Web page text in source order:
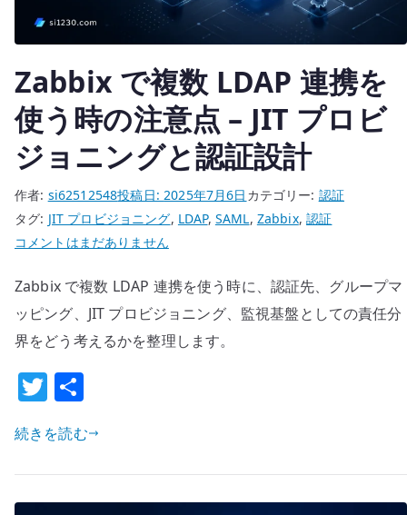
る
へ
の
Zabbix で複数 LDAP 連携を
使う時の注意点 – JIT プロビ
ジョニングと認証設計
作者: si62512548投稿日: 2025年7月6日 カテゴリー: 認証
タグ: JIT プロビジョニング, LDAP, SAML, Zabbix,認証
Zabbix
複
数
LDAP
携
を
使
時
の
コメントはまだありません
Zabbix で複数 LDAP 連携を使う時に、認証先、グループマ
ッピング、JIT プロビジョニング、監視基盤としての責任分
界をどう考えるかを整理します。
T
w
it
te
r
続きを読む